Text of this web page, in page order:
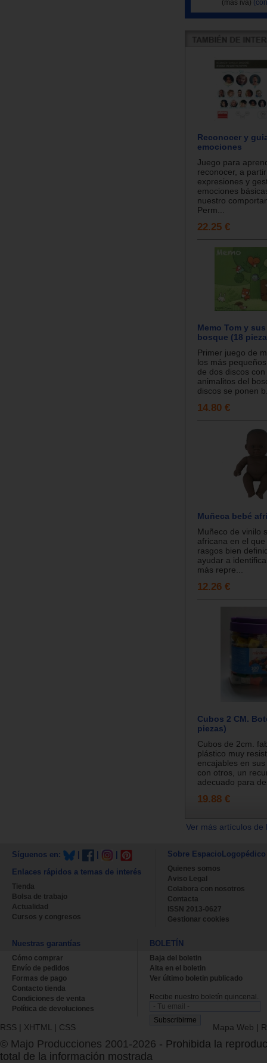
(más iva)
Reconocer y
emociones
Juego para
reconocer, a
expresiones y
emociones
nuestro
Perm...
22.25 €
Memo Tom y
bosque (18
Primer juego de
los más
de dos discos
animalitos del
discos se ponen
14.80 €
Muñeca bebé
Muñeco de vinilo
africana en el
rasgos bien
ayudar a
más repre...
12.26 €
Cubos 2 CM.
piezas)
Cubos de 2cm.
plástico muy
encajables en
con otros, un
adecuado para
19.88 €
Ver más artículos
Síguenos en:
Enlaces rápidos a temas de interés
Tienda
Bolsa de trabajo
Actualidad
Cursos y congresos
Sobre EspacioLogopédico
Quienes somos
Aviso Legal
Colabora con nosotros
Contacta
ISSN 2013-0627
Gestionar cookies
Nuestras garantías
Cómo comprar
Envío de pedidos
Formas de pago
Contacto tienda
Condiciones de venta
Política de devoluciones
BOLETÍN
Baja del boletin
Alta en el boletin
Ver último boletin publicado
Recibe nuestro boletín quincenal.
RSS | XHTML | CSS Mapa Web |
© Majo Producciones 2001-2026 - Prohibida la
total de la información mostrada